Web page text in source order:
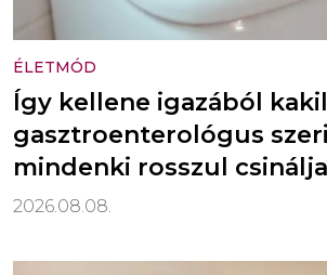
ÉLETMÓD
Így kellene igazából
gasztroenterológus
mindenki rosszul csinálja
2026.08.08.